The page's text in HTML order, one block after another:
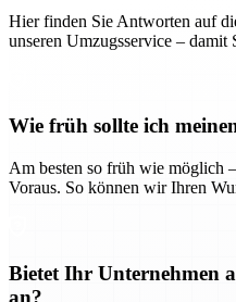
Hier finden Sie Antworten auf
unseren Umzugsservice – damit
Wie früh sollte ich
Am besten so früh wie möglich
Voraus. So können wir Ihren
Bietet Ihr Unternehmen
an?